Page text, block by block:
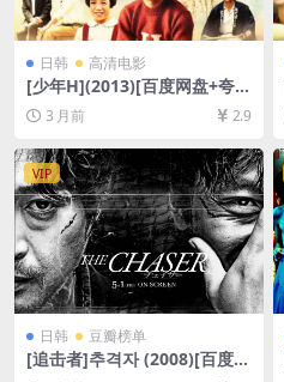
日韩 高清电影
[少年H](2013)[百度网盘+夸克
网盘1080P超清未删减资源]
[网盘在线播放/下载][MP4/7.
3 月前 2.9
VIP
日韩 豆瓣榜单
[追击者]추격자 (2008)[百度网